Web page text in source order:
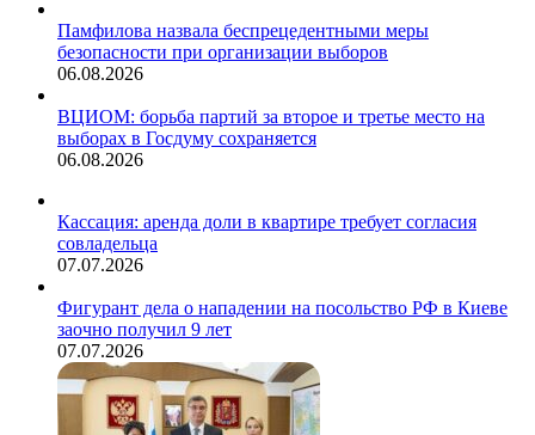
Памфилова назвала беспрецедентными меры
безопасности при организации выборов
06.08.2026
ВЦИОМ: борьба партий за второе и третье место на
выборах в Госдуму сохраняется
06.08.2026
Кассация: аренда доли в квартире требует согласия
совладельца
07.07.2026
Фигурант дела о нападении на посольство РФ в Киеве
заочно получил 9 лет
07.07.2026